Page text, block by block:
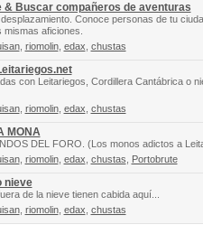
& Buscar compañeros de aventuras
Conoce personas de tu
aficiones.
, riomolin, edax chustas
con Leitariegos, Cordillera Cantábrica o
, riomolin, edax chustas
MONA
DEL FORO. (Los monos adictos a
, riomolin, edax chustas Portobrute
nieve
de la nieve tienen cabida aquí...
, riomolin, edax chustas